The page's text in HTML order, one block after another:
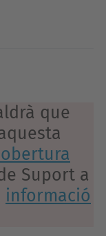
que
Suport a
informació